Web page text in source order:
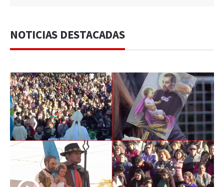
NOTICIAS DESTACADAS